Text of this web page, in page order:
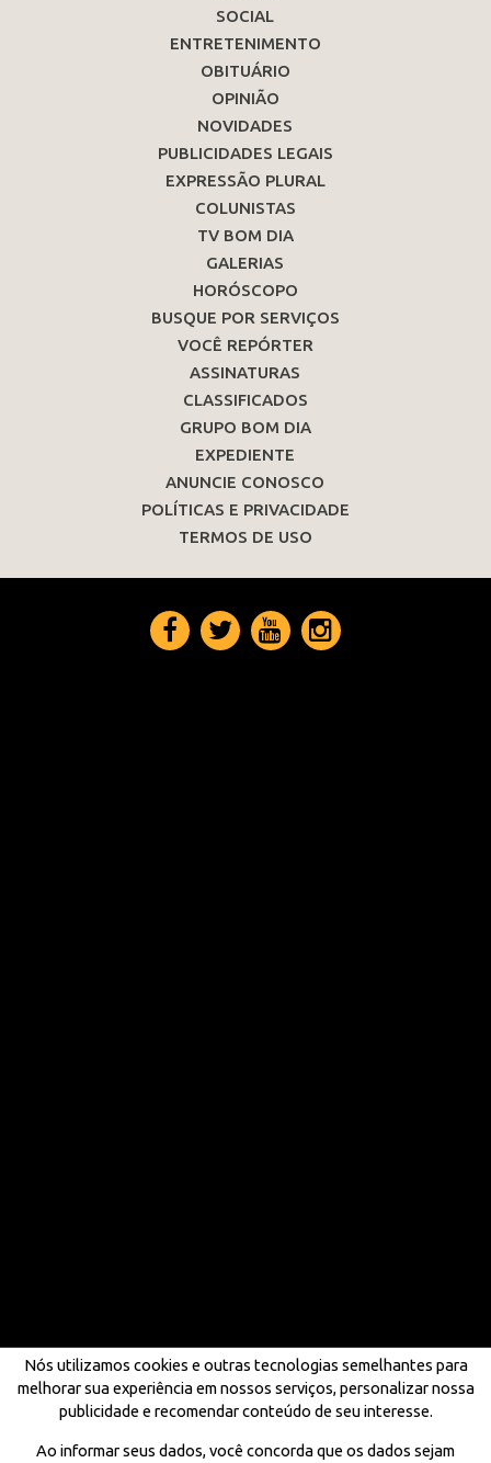
SOCIAL
ENTRETENIMENTO
OBITUÁRIO
OPINIÃO
NOVIDADES
PUBLICIDADES LEGAIS
EXPRESSÃO PLURAL
COLUNISTAS
TV BOM DIA
GALERIAS
HORÓSCOPO
BUSQUE POR SERVIÇOS
VOCÊ REPÓRTER
ASSINATURAS
CLASSIFICADOS
GRUPO BOM DIA
EXPEDIENTE
ANUNCIE CONOSCO
POLÍTICAS E PRIVACIDADE
TERMOS DE USO
Nós utilizamos cookies e outras tecnologias semelhantes para
melhorar sua experiência em nossos serviços, personalizar nossa
publicidade e recomendar conteúdo de seu interesse.
Ao informar seus dados, você concorda que os dados sejam